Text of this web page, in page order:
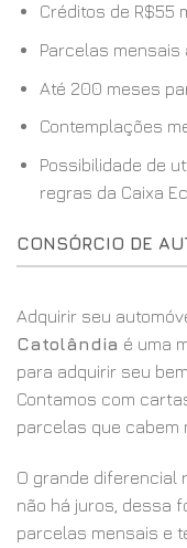
Créditos de R$55
Parcelas mensais
Até 200 meses
Contemplações
Possibilidade de
regras da Caixa
CONSÓRCIO DE
Adquirir seu
Catolândia é uma
para adquirir seu
Contamos com
parcelas que cabem
O grande diferencial
não há juros, dessa
parcelas mensais e